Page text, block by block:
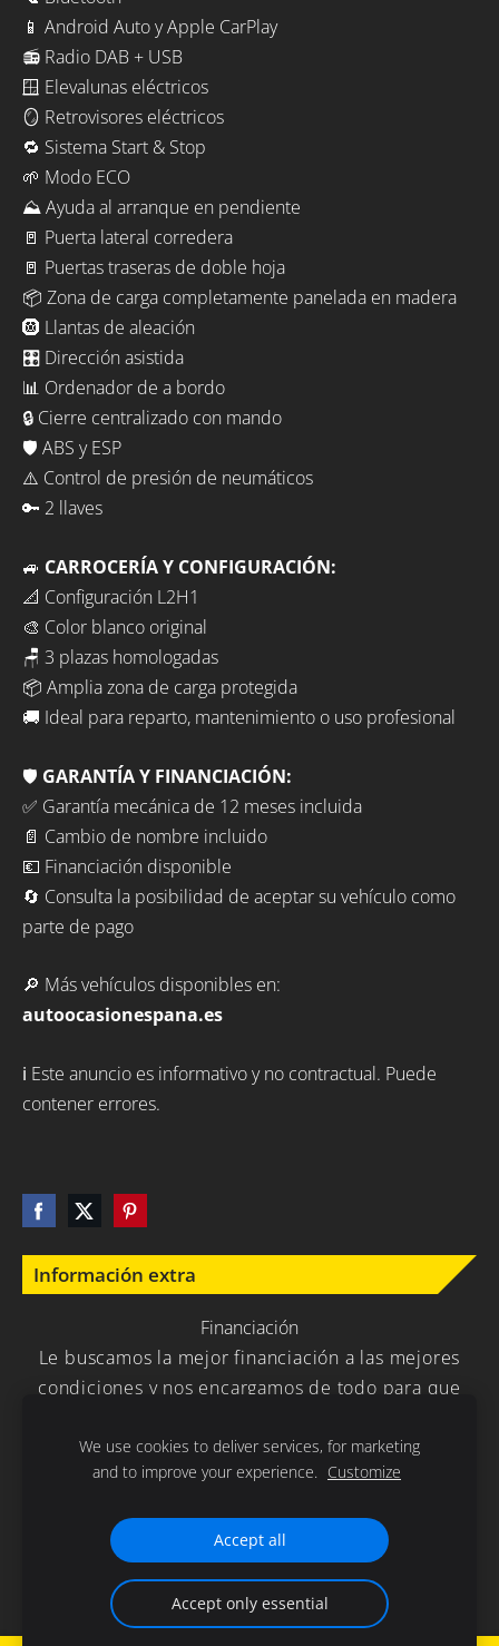
Información extra
Financiación
Le buscamos la mejor financiación a las mejores
condiciones y nos encargamos de todo para que
📱 Android Auto y Apple CarPlay
📻 Radio DAB + USB
🪟 Elevalunas eléctricos
🪞 Retrovisores eléctricos
🔁 Sistema Start & Stop
🌱 Modo ECO
⛰️ Ayuda al arranque en pendiente
🚪 Puerta lateral corredera
🚪 Puertas traseras de doble hoja
📦 Zona de carga completamente panelada en madera
🛞 Llantas de aleación
🎛️ Dirección asistida
📊 Ordenador de a bordo
🔒 Cierre centralizado con mando
🛡️ ABS y ESP
⚠️ Control de presión de neumáticos
🔑 2 llaves
🚙 CARROCERÍA Y CONFIGURACIÓN:
📐 Configuración L2H1
🎨 Color blanco original
🪑 3 plazas homologadas
📦 Amplia zona de carga protegida
🚚 Ideal para reparto, mantenimiento o uso profesional
🛡️ GARANTÍA Y FINANCIACIÓN:
✅ Garantía mecánica de 12 meses incluida
📄 Cambio de nombre incluido
💶 Financiación disponible
🔄 Consulta la posibilidad de aceptar su vehículo como
parte de pago
🔎 Más vehículos disponibles en:
autoocasionespana.es
ℹ️ Este anuncio es informativo y no contractual. Puede
contener errores.
Gracias por la confianza depositada en nuestra empresa .
We use cookies to deliver services, for marketing
and to improve your experience. Customize
Accept all
Accept only essential